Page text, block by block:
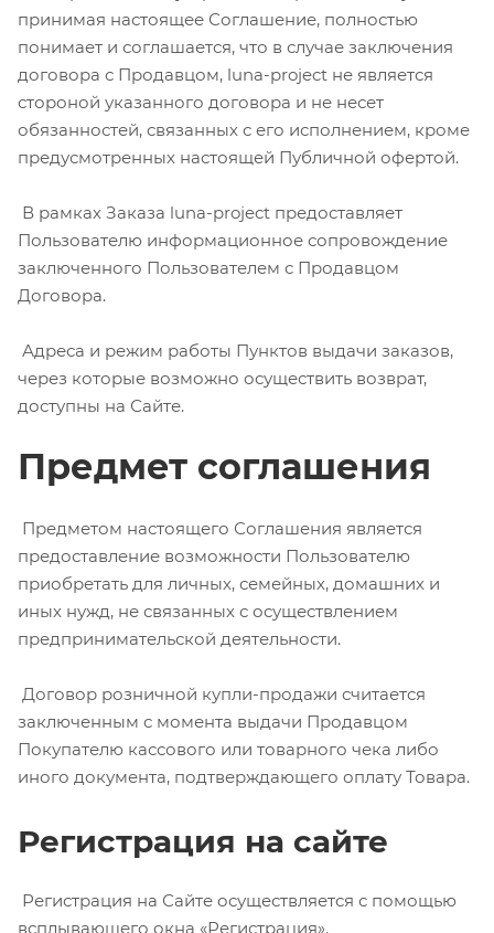
принимая настоящее Соглашение, полностью
понимает и соглашается, что в случае заключения
договора с Продавцом, luna-project не является
стороной указанного договора и не несет
обязанностей, связанных с его исполнением, кроме
предусмотренных настоящей Публичной офертой.
В рамках Заказа luna-project предоставляет
Пользователю информационное сопровождение
заключенного Пользователем с Продавцом
Договора.
Адреса и режим работы Пунктов выдачи заказов,
через которые возможно осуществить возврат,
доступны на Сайте.
Предмет соглашения
Предметом настоящего Соглашения является
предоставление возможности Пользователю
приобретать для личных, семейных, домашних и
иных нужд, не связанных с осуществлением
предпринимательской деятельности.
Договор розничной купли-продажи считается
заключенным с момента выдачи Продавцом
Покупателю кассового или товарного чека либо
иного документа, подтверждающего оплату Товара.
Регистрация на сайте
Регистрация на Сайте осуществляется с помощью
всплывающего окна «Регистрация».